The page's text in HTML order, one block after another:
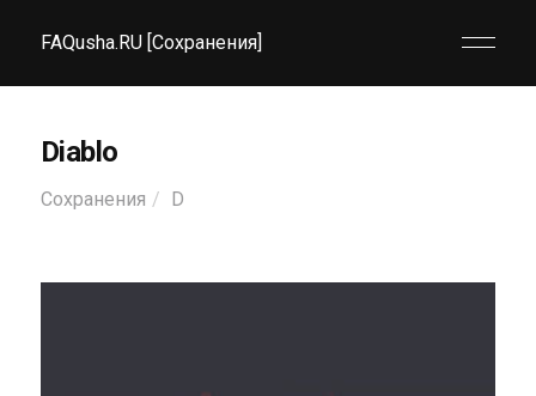
FAQusha.RU [Сохранения]
Diablo
Сохранения D